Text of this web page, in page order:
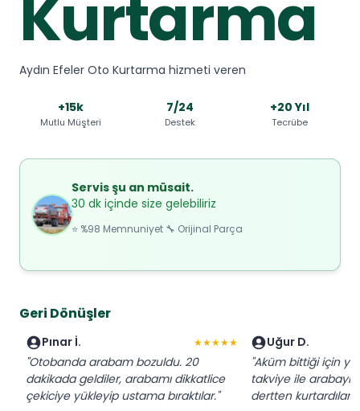
Kurtarma
Aydın Efeler Oto Kurtarma hizmeti veren
+15k
Mutlu Müşteri
7/24
Destek
+20 Yıl
Tecrübe
Servis şu an müsait.
30 dk içinde size gelebiliriz
⭐ %98 Memnuniyet 🔧 Orijinal Parça
Geri Dönüşler
Pınar İ. ★★★★★
"Otobanda arabam bozuldu. 20
dakikada geldiler, arabamı dikkatlice
çekiciye yükleyip ustama bıraktılar."
Uğur D.
"Aküm bittiği için
takviye ile arabayı
dertten kurtardılar."